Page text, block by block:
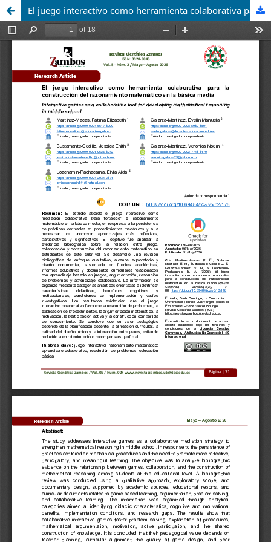
El juego interactivo como herramienta colaborativa para la construcción del razonamiento matemático en la básica media